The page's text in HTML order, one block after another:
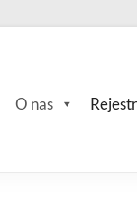
O nas